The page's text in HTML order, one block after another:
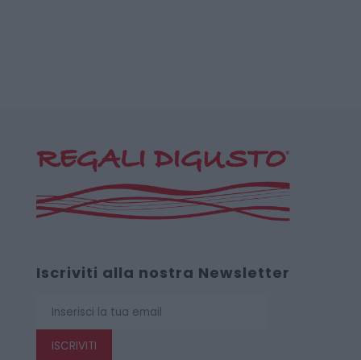
Iscriviti alla nostra Newsletter
ISCRIVITI